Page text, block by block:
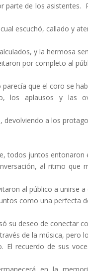
parte de los asistentes.
escuchó, callado y
y la hermosa
por completo al
que el coro se
los aplausos y las
devolviendo a los
todos juntos entonaron
al ritmo que
al público a unirse a
como una perfecta
su deseo de conectar
de la música, pero
El recuerdo de sus